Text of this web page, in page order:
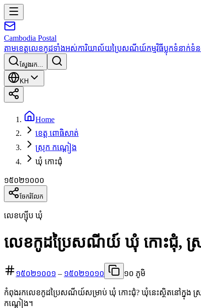
Cambodia Postal
តាមខេត្តលេខកូដទាំងអស់ការិយាល័យប្រៃសណីយ៍កម្មវិធីប្លុកទំនាក់ទំ
ស្វែងរក...
KH
Home
ខេត្ត ពោធិសាត់
ស្រុក កណ្ដៀង
ឃុំ កោះជុំ
១៥០២១០០០
ចែករំលែក
លេខហ្ស៊ីប ឃុំ
លេខកូដប្រៃសណីយ៍ ឃុំ កោះជុំ, ស្
១៥០២១០០១ – ១៥០២១០១០ ១០ ភូមិ
កំពុងរកលេខកូដប្រៃសណីយ៍សម្រាប់ ឃុំ កោះជុំ? ឃុំនេះស្ថិតនៅក្នុង ស្
កណ្ដៀង។